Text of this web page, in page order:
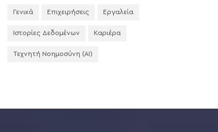
Γενικά Επιχειρήσεις Εργαλεία
Ιστορίες Δεδομένων Καριέρα
Τεχνητή Νοημοσύνη (AI)